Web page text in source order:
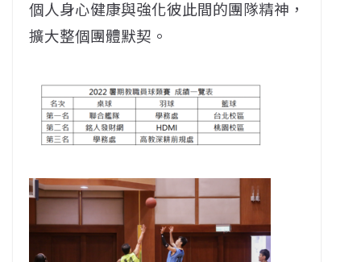
個人身心健康與強化彼此間的團隊精神，
擴大整個團體默契。